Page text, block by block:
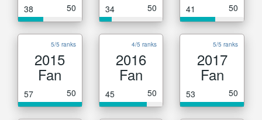
38 50 34 50 41 50
5/5 ranks
2015
Fan
57 50
4/5 ranks
2016
Fan
45 50
5/5 ranks
2017
Fan
53 50